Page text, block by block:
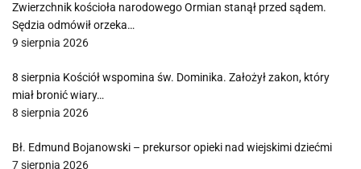
Zwierzchnik kościoła narodowego Ormian stanął przed sądem.
Sędzia odmówił orzeka…
9 sierpnia 2026
8 sierpnia Kościół wspomina św. Dominika. Założył zakon, który
miał bronić wiary…
8 sierpnia 2026
Bł. Edmund Bojanowski – prekursor opieki nad wiejskimi dziećmi
7 sierpnia 2026